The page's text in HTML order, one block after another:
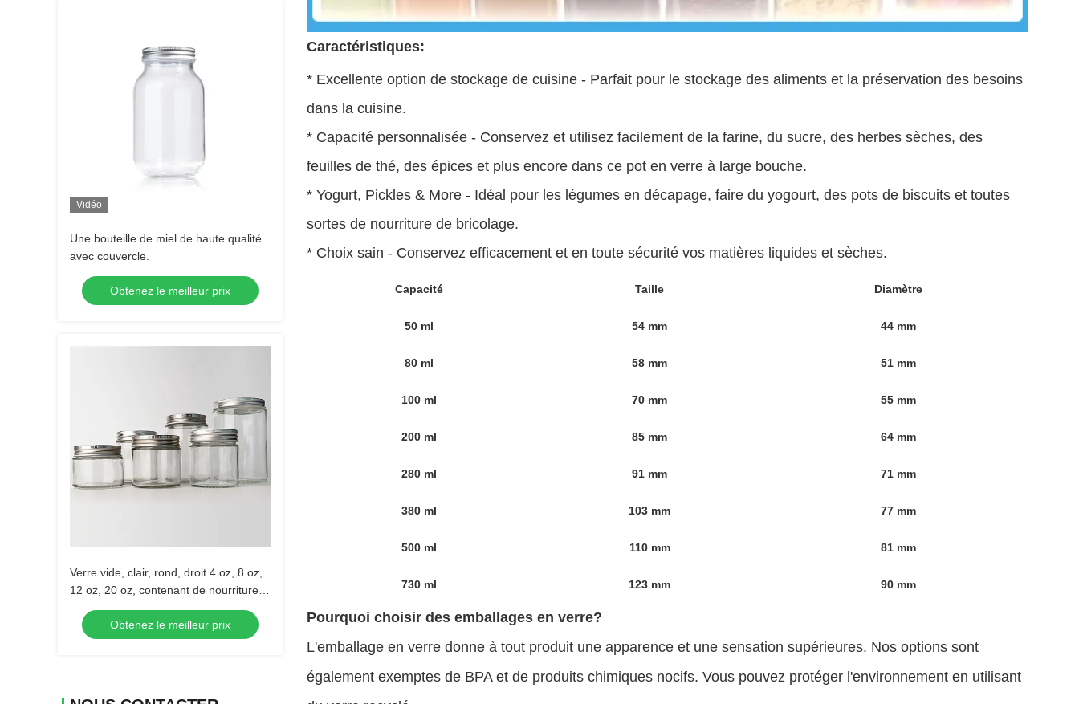
Vidéo
Une bouteille de miel de haute qualité
avec couvercle.
Obtenez le meilleur prix
Verre vide, clair, rond, droit 4 oz, 8 oz,
12 oz, 20 oz, contenant de nourriture
en verre avec couvercle métallique
profond.Obtenez le meilleur prix
Caractéristiques:
* Excellente option de stockage de cuisine - Parfait pour le stockage des aliments et la préservation des besoins
dans la cuisine.
* Capacité personnalisée - Conservez et utilisez facilement de la farine, du sucre, des herbes sèches, des
feuilles de thé, des épices et plus encore dans ce pot en verre à large bouche.
* Yogurt, Pickles & More - Idéal pour les légumes en décapage, faire du yogourt, des pots de biscuits et toutes
sortes de nourriture de bricolage.
* Choix sain - Conservez efficacement et en toute sécurité vos matières liquides et sèches.
Capacité Taille Diamètre
50 ml 54 mm 44 mm
80 ml 58 mm 51 mm
100 ml 70 mm 55 mm
200 ml 85 mm 64 mm
280 ml 91 mm 71 mm
380 ml 103 mm 77 mm
500 ml 110 mm 81 mm
730 ml 123 mm 90 mm
Pourquoi choisir des emballages en verre?
L'emballage en verre donne à tout produit une apparence et une sensation supérieures. Nos options sont
également exemptes de BPA et de produits chimiques nocifs. Vous pouvez protéger l'environnement en utilisant